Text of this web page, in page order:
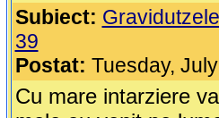
Subiect:
39
Postat: Tuesday,
Cu mare intarziere